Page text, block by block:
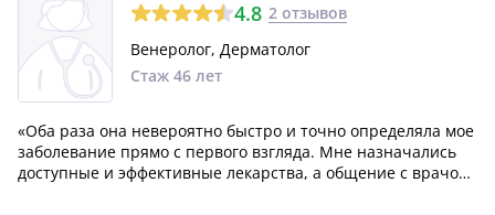
4.8 2 отзывов
Венеролог, Дерматолог
Стаж 46 лет
«Оба раза она невероятно быстро и точно определяла мое
заболевание прямо с первого взгляда. Мне назначались
доступные и эффективные лекарства, а общение с врачом